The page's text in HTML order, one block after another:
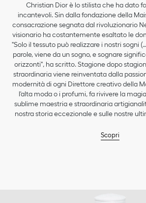
Christian Dior è lo stilista che ha dato
incantevoli. Sin dalla fondazione della
consacrazione segnata dal rivoluzionario
visionario ha costantemente esaltato le
"Solo il tessuto può realizzare i nostri sogni
parole, viene da un sogno, e sognare
orizzonti", ha scritto. Stagione dopo
straordinaria viene reinventata dalla
modernità di ogni Direttore creativo della
l'alta moda o i profumi, fa rivivere la
sublime maestria e straordinaria
nostra storia eccezionale e sulle nostre
Scopri